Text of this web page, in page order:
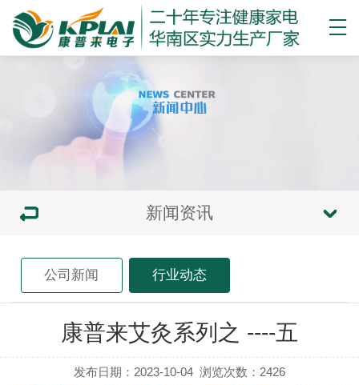
新闻资讯
公司新闻 行业动态
康普来艾灸系列之 ----五
发布日期：2023-10-04 浏览次数： 2426